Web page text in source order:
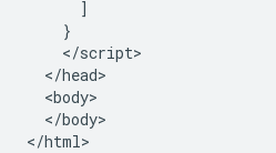
      ]
    }
    </script>
  </head>
  <body>
  </body>
</html>